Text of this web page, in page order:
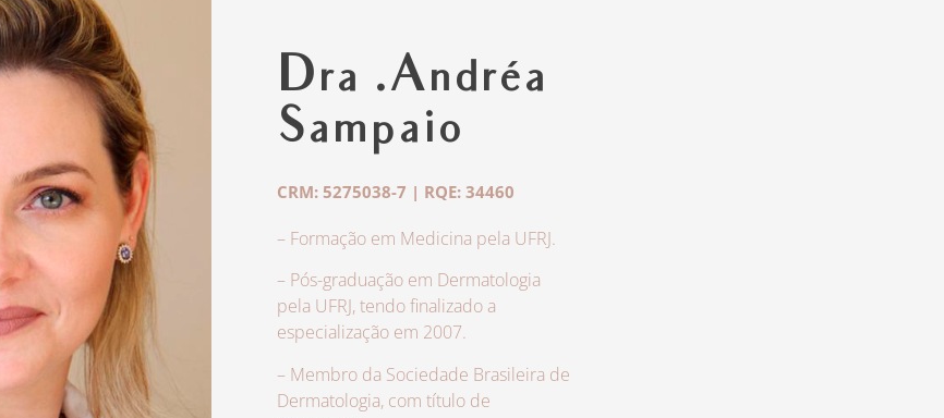
Dra .Andréa
Sampaio
CRM: 5275038-7 | RQE: 34460
– Formação em Medicina pela UFRJ.
– Pós-graduação em Dermatologia
pela UFRJ, tendo finalizado a
especialização em 2007.
– Membro da Sociedade Brasileira de
Dermatologia, com título de